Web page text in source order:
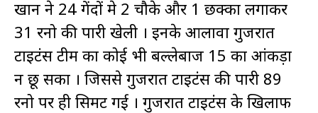
खान ने 24 गेंदों मे 2 चौके और 1 छक्का लगाकर
31 रनो की पारी खेली । इनके आलावा गुजरात
टाइटंस टीम का कोई भी बल्लेबाज 15 का आंकड़ा
न छू सका । जिससे गुजरात टाइटंस की पारी 89
रनो पर ही सिमट गई । गुजरात टाइटंस के खिलाफ